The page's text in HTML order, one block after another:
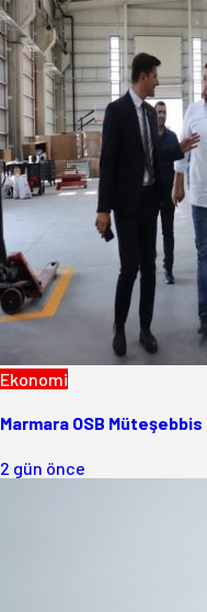
Ekonomi
Marmara OSB
2 gün önce